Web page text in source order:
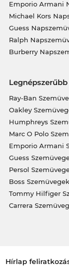
Emporio Armani
Michael Kors
Guess
Ralph
Burberry
Ray-Ban
Oakley
Humphreys
Marc O Polo
Emporio Armani
Guess
Persol
Boss Szemüvegek
Tommy Hilfiger
Carrera
Hírlap